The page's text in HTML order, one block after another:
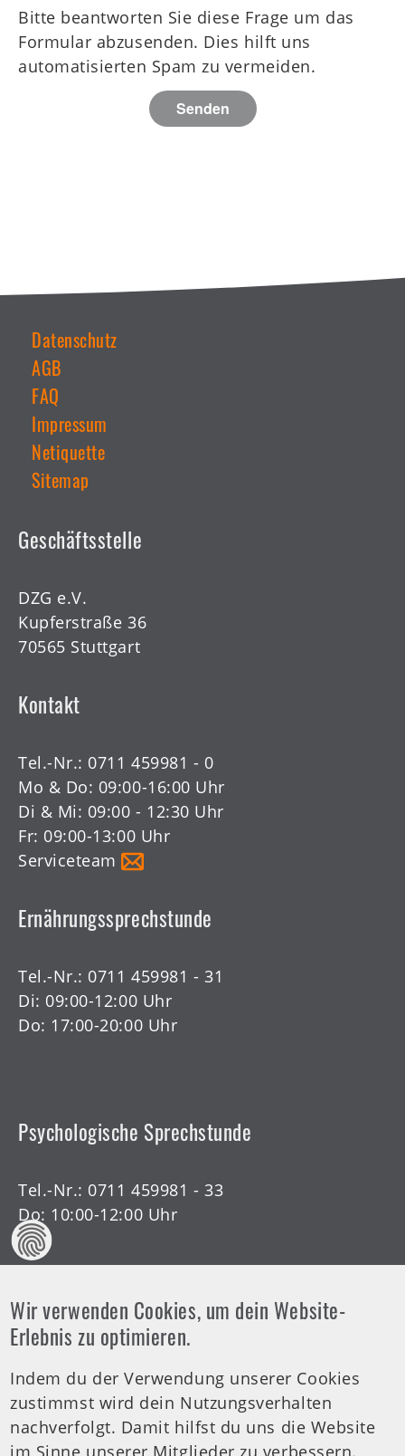
Bitte beantworten Sie diese Frage um das
Formular abzusenden. Dies hilft uns
automatisierten Spam zu vermeiden.
Weiterführende
Links
Datenschutz
AGB
FAQ
Impressum
Netiquette
Sitemap
Geschäftsstelle
DZG e.V.
Kupferstraße 36
70565 Stuttgart
Kontakt
Tel.-Nr.: 0711 459981 - 0
Mo & Do: 09:00-16:00 Uhr
Di & Mi: 09:00 - 12:30 Uhr
Fr: 09:00-13:00 Uhr
Serviceteam
Ernährungssprechstunde
Tel.-Nr.: 0711 459981 - 31
Di: 09:00-12:00 Uhr
Do: 17:00-20:00 Uhr
Psychologische Sprechstunde
Tel.-Nr.: 0711 459981 - 33
Do: 10:00-12:00 Uhr
Offene Arztsprechstunde
Tel.-Nr.: 0711 459981 - 30
Offene Sprechstunde
Di: 19:00-20:00 Uhr
Wir verwenden Cookies, um dein Website-
Erlebnis zu optimieren.
Indem du der Verwendung unserer Cookies
zustimmst wird dein Nutzungsverhalten
nachverfolgt. Damit hilfst du uns die Website
im Sinne unserer Mitglieder zu verbessern.